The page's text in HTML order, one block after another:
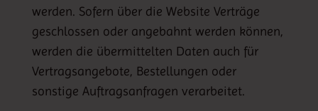
werden. Sofern über die Website Verträge
geschlossen oder angebahnt werden können,
werden die übermittelten Daten auch für
Vertragsangebote, Bestellungen oder
sonstige Auftragsanfragen verarbeitet.